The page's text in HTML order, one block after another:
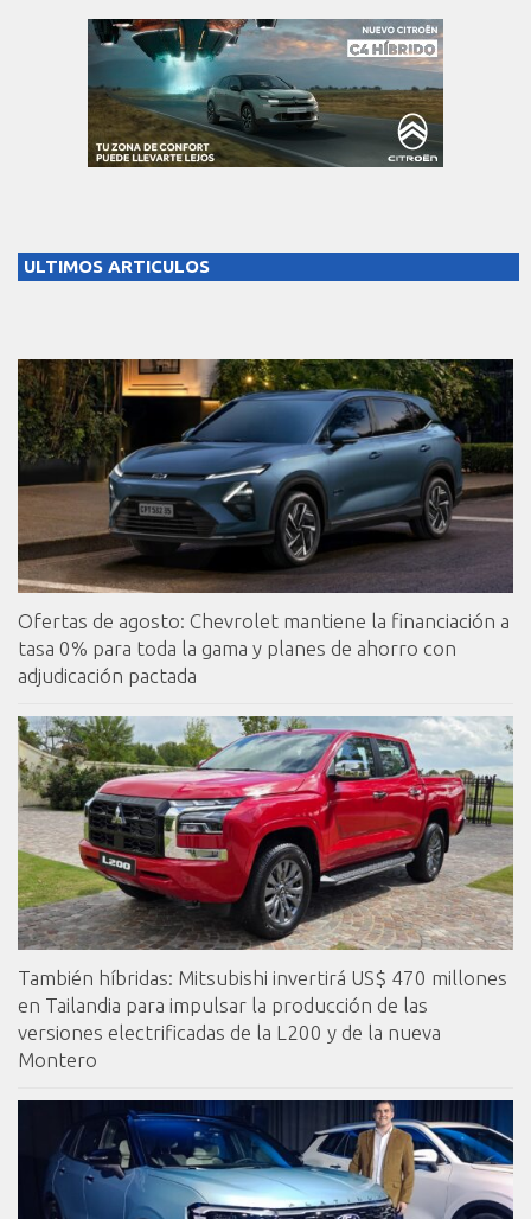
ULTIMOS ARTICULOS
Ofertas de agosto: Chevrolet mantiene la financiación a
tasa 0% para toda la gama y planes de ahorro con
adjudicación pactada
También híbridas: Mitsubishi invertirá US$ 470 millones
en Tailandia para impulsar la producción de las
versiones electrificadas de la L200 y de la nueva
Montero